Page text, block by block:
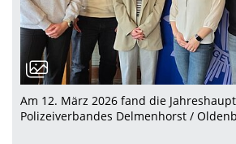
Am 12. März 2026 fand die
Polizeiverbandes Delmenhorst /